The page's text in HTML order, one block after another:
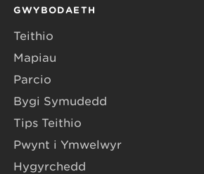
GWYBODAETH
Teithio
Mapiau
Parcio
Bygi Symudedd
Tips Teithio
Pwynt i Ymwelwyr
Hygyrchedd